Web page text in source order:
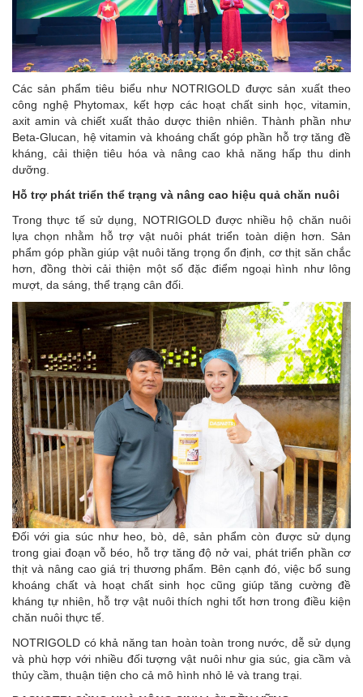
Các sản phẩm tiêu biểu như NOTRIGOLD được sản xuất theo
công nghệ Phytomax, kết hợp các hoạt chất sinh học, vitamin,
axit amin và chiết xuất thảo dược thiên nhiên. Thành phần như
Beta-Glucan, hệ vitamin và khoáng chất góp phần hỗ trợ tăng đề
kháng, cải thiện tiêu hóa và nâng cao khả năng hấp thu dinh
dưỡng.
Hỗ trợ phát triển thể trạng và nâng cao hiệu quả chăn nuôi
Trong thực tế sử dụng, NOTRIGOLD được nhiều hộ chăn nuôi
lựa chọn nhằm hỗ trợ vật nuôi phát triển toàn diện hơn. Sản
phẩm góp phần giúp vật nuôi tăng trọng ổn định, cơ thịt săn chắc
hơn, đồng thời cải thiện một số đặc điểm ngoại hình như lông
mượt, da sáng, thể trạng cân đối.
Đối với gia súc như heo, bò, dê, sản phẩm còn được sử dụng
trong giai đoạn vỗ béo, hỗ trợ tăng độ nở vai, phát triển phần cơ
thịt và nâng cao giá trị thương phẩm. Bên cạnh đó, việc bổ sung
khoáng chất và hoạt chất sinh học cũng giúp tăng cường đề
kháng tự nhiên, hỗ trợ vật nuôi thích nghi tốt hơn trong điều kiện
chăn nuôi thực tế.
NOTRIGOLD có khả năng tan hoàn toàn trong nước, dễ sử dụng
và phù hợp với nhiều đối tượng vật nuôi như gia súc, gia cầm và
thủy cầm, thuận tiện cho cả mô hình nhỏ lẻ và trang trại.